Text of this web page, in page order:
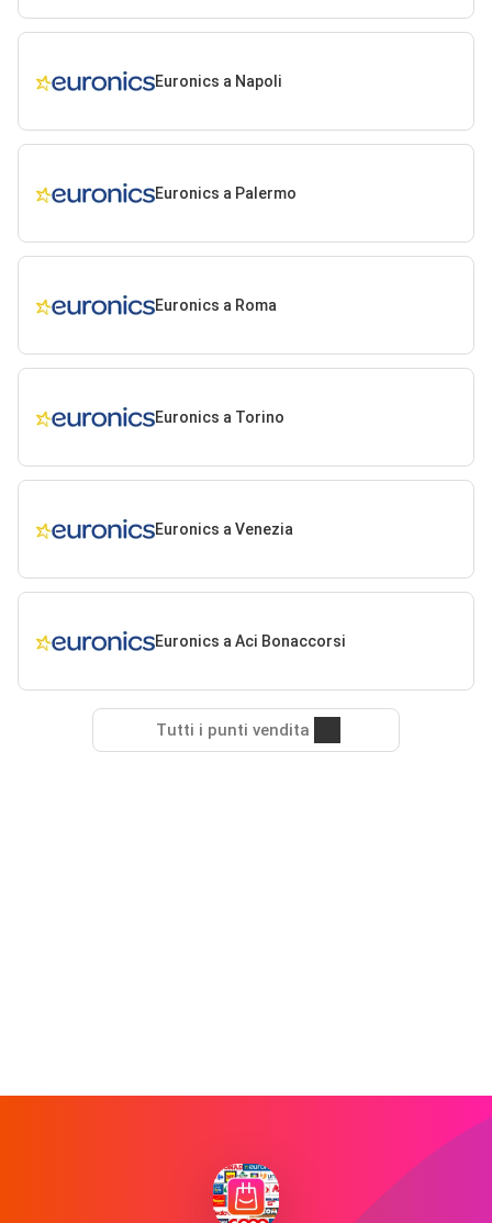
Euronics a Napoli
Euronics a Palermo
Euronics a Roma
Euronics a Torino
Euronics a Venezia
Euronics a Aci Bonaccorsi
Tutti i punti vendita